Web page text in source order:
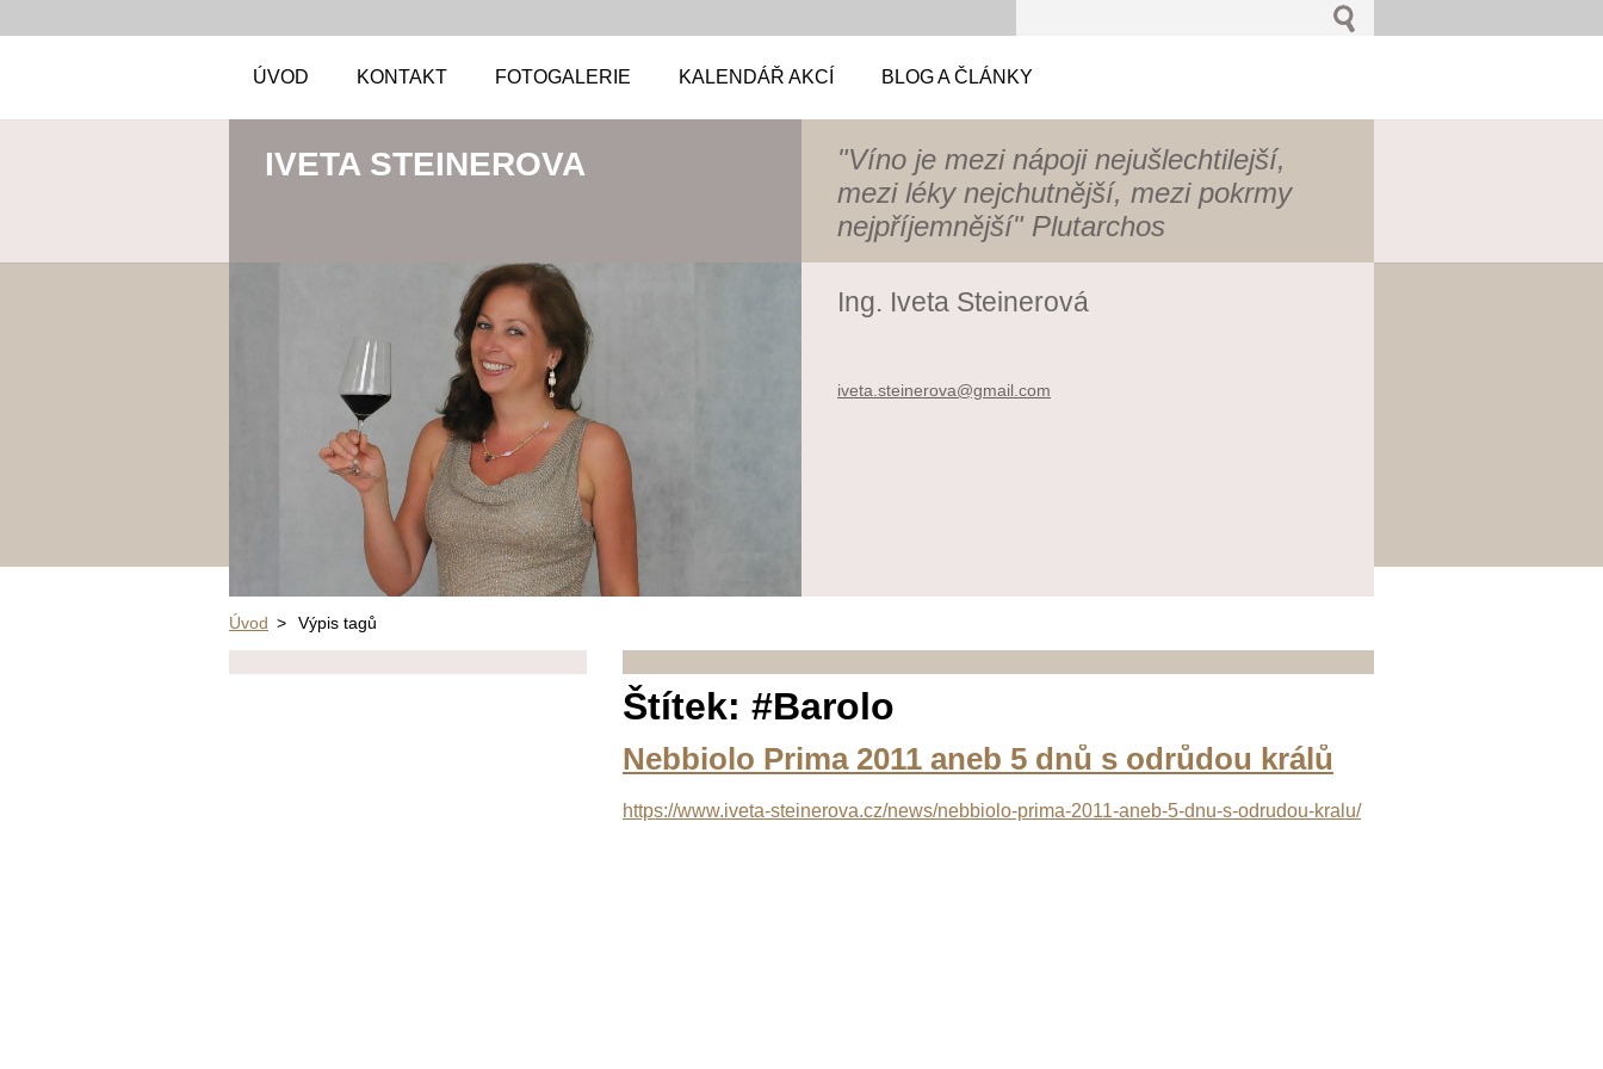
ÚVOD KONTAKT FOTOGALERIE KALENDÁŘ AKCÍ BLOG A ČLÁNKY
IVETA STEINEROVA
"Víno je mezi nápoji nejušlechtilejší,
mezi léky nejchutnější, mezi pokrmy
nejpříjemnější" Plutarchos
Ing. Iveta Steinerová
iveta.steinerova@gmail.com
Úvod > Výpis tagů
Štítek: #Barolo
Nebbiolo Prima 2011 aneb 5 dnů s odrůdou králů
https://www.iveta-steinerova.cz/news/nebbiolo-prima-2011-aneb-5-dnu-s-odrudou-kralu/